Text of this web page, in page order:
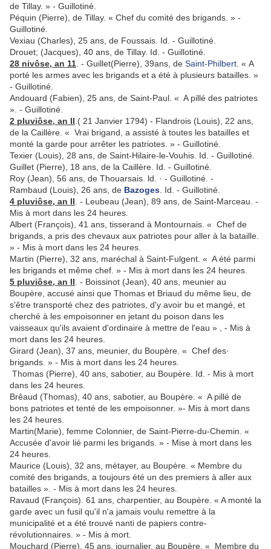
de Tillay. » - Guillotiné.
Péquin (Pierre), de Tillay. « Chef du comité des brigands. » -
Guillotiné.
Vexiau (Charles), 25 ans, de Foussais. Id. - Guillotiné.
Drouet; (Jacques), 40 ans, de Tillay. Id. - Guillotiné.
28 nivôse, an 11 . - Guillet(Pierre), 39ans, de Saint-Philbert . « A
porté les armes avec les brigands et a été à plusieurs batailles. »
- Guillotiné.
Andouard (Fabien), 25 ans, de Saint-Paul. « A pillé des patriotes
». - Guillotiné.
2 pluviôse, an II .( 21 Janvier 1794) - Flandrois (Louis), 22 ans,
de la Caillère. « Vrai brigand, a assisté à toutes les batailles et
monté la garde pour arrêter les patriotes. » - Guillotiné.
Texier (Louis), 28 ans, de Saint-Hilaire-le-Vouhis. Id. - Guillotiné.
Guillet (Pierre), 18 ans, de la Caillère. Id. - Guillotiné.
Roy (Jean), 56 ans, de Thouarsais. ld. · - Guillotiné. -
Rambaud (Louis), 26 ans, de Bazoges . Id. - Guillotiné.
4 pluviôse, an II . - Leubeau (Jean), 89 ans, de Saint-Marceau. -
Mis à mort dans les 24 heures.
Albert (François), 41 ans, tisserand à Montournais. « Chef de
brigands, a pris des chevaux aux patriotes pour aller à la bataille.
» - Mis à mort dans les 24 heures.
Martin (Pierre), 32 ans, maréchal à Saint-Fulgent. « A été parmi
les brigands et même chef. » - Mis à mort dans les 24 heures.
5 pluviôse, an II . - Boissinot (Jean), 40 ans, meunier au
Boupère, accusé ainsi que Thomas et Briaud du même lieu, de
s'être transporté chez des patriotes, d'y avoir bu et mangé, et
cherché à les empoisonner en jetant du poison dans les
vaisseaux qu'ils avaient d'ordinaire à mettre de l'eau » , - Mis à
mort dans les 24 heures.
Girard (Jean), 37 ans, meunier, du Boupère. « Chef des·
brigands. » - Mis à mort dans les 24 heures.
Thomas (Pierre), 40 ans, sabotier, au Boupère. Id. - Mis à mort
dans les 24 heures.
Brêaud (Thomas), 40 ans, sabotier, au Boupère. « A pillé de
bons patriotes et tenté de les empoisonner. »- Mis à mort dans
les 24 heures.
Martin(Marie), femme Colonnier, de Saint-Pierre-du-Chemin. «
Accusée d'avoir lié parmi les brigands. » - Mise à mort dans les
24 heures.
Maurice (Louis), 32 ans, métayer, au Boupère. « Membre du
comité des brigands, a toujours été un des premiers à aller aux
batailles ». - Mis à mort dans les 24 heures.
Ravaud (François). 61 ans, charpentier, au Boupère. « A monté la
garde avec un fusil qu'il n'a jamais voulu remettre à la
municipalité et a été trouvé nanti de papiers contre-
révolutionnaires. » - Mis à mort.
Mouchard (Pierre), 45 ans, journalier, au Boupère. « Membre du